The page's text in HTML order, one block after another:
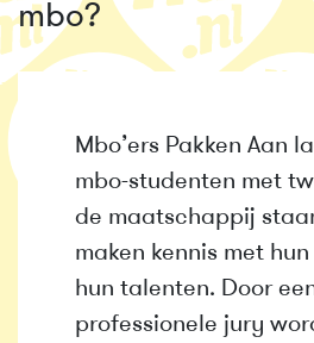
mbo?
Mbo’ers Pakken Aan
mbo-studenten met
de maatschappij
maken kennis met
hun talenten. Door
professionele jury